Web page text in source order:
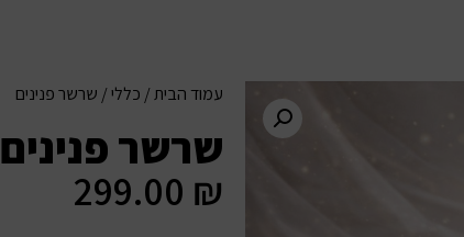
עמוד הבית/ כללי/ שרשר פנינים
שרשר פנינים
299.00 ₪